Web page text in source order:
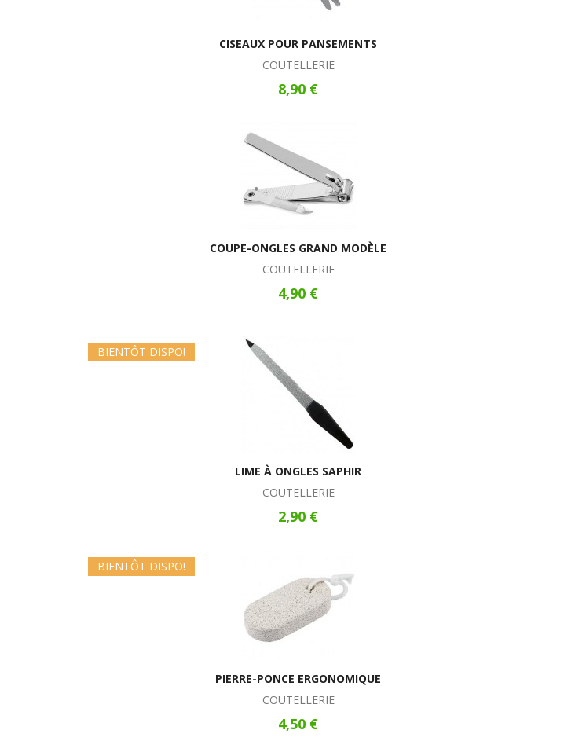
CISEAUX POUR PANSEMENTS
COUTELLERIE
8,90 €
COUPE-ONGLES GRAND MODÈLE
COUTELLERIE
4,90 €
BIENTÔT DISPO!
LIME À ONGLES SAPHIR
COUTELLERIE
2,90 €
BIENTÔT DISPO!
PIERRE-PONCE ERGONOMIQUE
COUTELLERIE
4,50 €